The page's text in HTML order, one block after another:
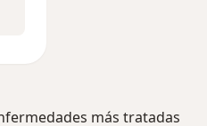
más tratadas